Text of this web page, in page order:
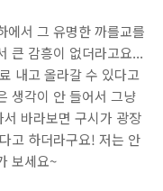
에서 그 유명한 까를교를
큰 감흥이 없더라고요...
내고 올라갈 수 있다고
생각이 안 들어서 그냥
바라보면 구시가 광장
고 하더라구요! 저는 안
보세요~